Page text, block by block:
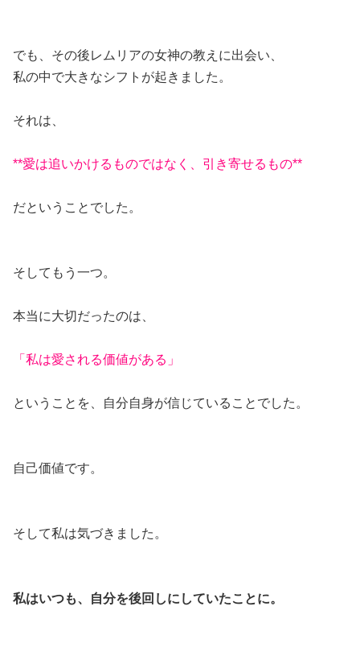
でも、その後レムリアの女神の教えに出会い、
私の中で大きなシフトが起きました。
それは、
**愛は追いかけるものではなく、引き寄せるもの**
だということでした。
そしてもう一つ。
本当に大切だったのは、
「私は愛される価値がある」
ということを、自分自身が信じていることでした。
自己価値です。
そして私は気づきました。
私はいつも、自分を後回しにしていたことに。